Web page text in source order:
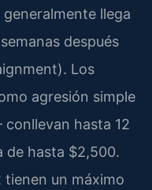
llega
después
Los
agresión simple
hasta 12
de hasta $2,500.
tienen un máximo